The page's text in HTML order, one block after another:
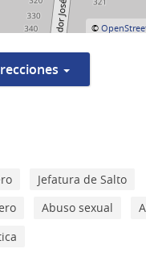
©
Jefatura de Salto
Abuso sexual